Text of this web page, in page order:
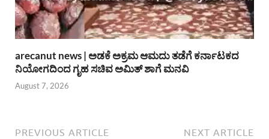
arecanut news | ಅಡಕೆ ಅಕ್ರಮ ಆಮದು ತಡೆಗೆ ಕರ್ನಾಟಕದ
ನಿಯೋಗದಿಂದ ಗೃಹ ಸಚಿವ ಅಮಿತ್ ಶಾಗೆ ಮನವಿ
August 7, 2026
PREVIOUS ARTICLE NEXT ARTICLE